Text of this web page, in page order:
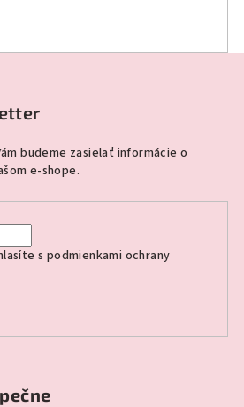
budeme zasielať informácie o
e-shope.
s podmienkami ochrany